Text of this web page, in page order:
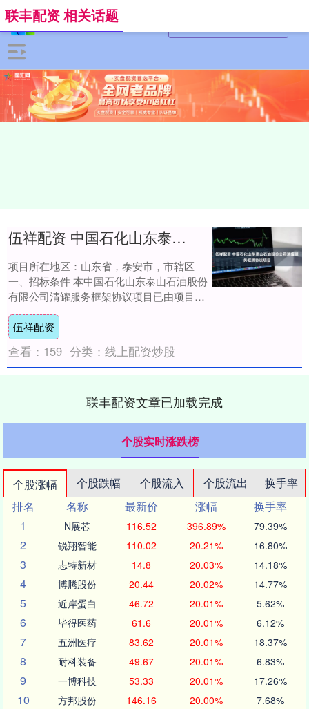
联丰配资 相关话题
伍祥配资 中国石化山东泰山石油股份公司清罐服务框架协议项目
项目所在地区：山东省，泰安市，市辖区
一、招标条件 本中国石化山东泰山石油股份
有限公司清罐服务框架协议项目已由项目审
批/核准/备案机关批准，项目资金来源为其
他资....
伍祥配资
查看： 159 分类： 线上配资炒股
联丰配资文章已加载完成
个股实时涨跌榜
个股涨幅 个股跌幅 个股流入 个股流出
换手率
排名
名称 最新价 涨幅
换手率
1
N展芯 116.52 396.89% 79.39%
2 锐翔智能 110.02 20.21% 16.80%
3 志特新材 14.8 20.03% 14.18%
4 博腾股份 20.44 20.02% 14.77%
5 近岸蛋白 46.72 20.01% 5.62%
6 毕得医药 61.6 20.01% 6.12%
7 五洲医疗 83.62 20.01% 18.37%
8 耐科装备 49.67 20.01% 6.83%
9 一博科技 53.33 20.01% 17.26%
10 方邦股份 146.16 20.00% 7.68%